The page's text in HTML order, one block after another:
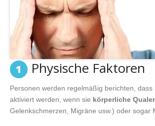
1 Physische Faktoren
Personen werden regelmäßig berichten, dass
aktiviert werden, wenn sie körperliche
Gelenkschmerzen, Migräne usw.) oder sogar